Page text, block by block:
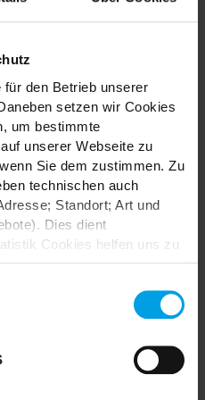
den Betrieb unserer
setzen wir Cookies
um bestimmte
unserer Webseite zu
Sie dem zustimmen. Zu
technischen auch
Standort; Art und
Dies dient
Cookies helfen uns zu
auszuwerten.
Ihnen personalisierte
Media-Cookies ermöglichen
Netzwerken aufzubauen,
Inspiration und Kreativität?
Möbel, Stoffe und
von Google.